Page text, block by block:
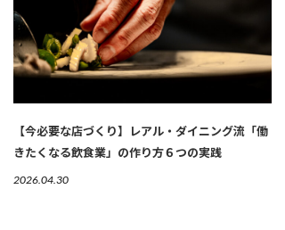
【今必要な店づくり】レアル・ダイニング流「働
きたくなる飲食業」の作り方６つの実践
2026.04.30